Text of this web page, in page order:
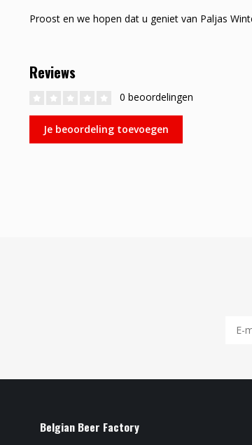
Proost en we hopen dat u geniet van Paljas
Reviews
0 beoordelingen
Je beoordeling toevoegen
Belgian Beer Factory